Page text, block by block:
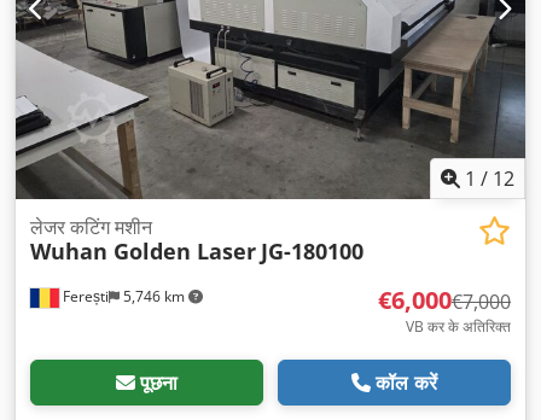
1 / 12
Ferești 5,746 km
लेजर कटिंग मशीन
Wuhan Golden Laser JG-180100
€6,000€7,000
VB कर के अतिरिक्त
पूछना कॉल करें